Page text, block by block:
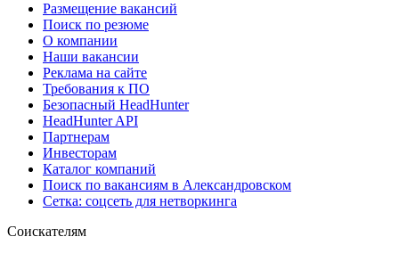
Размещение вакансий
Поиск по резюме
О компании
Наши вакансии
Реклама на сайте
Требования к ПО
Безопасный HeadHunter
HeadHunter API
Партнерам
Инвесторам
Каталог компаний
Поиск по вакансиям в Александровском
Сетка: соцсеть для нетворкинга
Соискателям